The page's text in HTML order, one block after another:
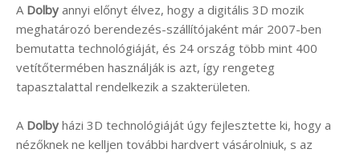
A Dolby annyi előnyt élvez, hogy a digitális 3D mozik
meghatározó berendezés-szállítójaként már 2007-ben
bemutatta technológiáját, és 24 ország több mint 400
vetítőtermében használják is azt, így rengeteg
tapasztalattal rendelkezik a szakterületen.
A Dolby házi 3D technológiáját úgy fejlesztette ki, hogy a
nézőknek ne kelljen további hardvert vásárolniuk, s az